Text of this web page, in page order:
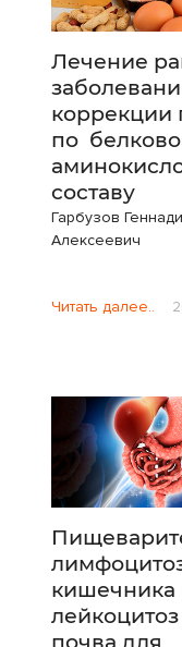
Лечение
коррекции
по
составу
Гарбузов
Алексеевич
Читать далее..
кишечника